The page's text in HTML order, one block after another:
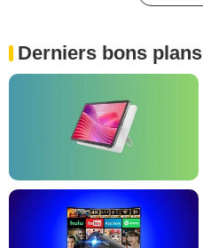
Derniers bons plans